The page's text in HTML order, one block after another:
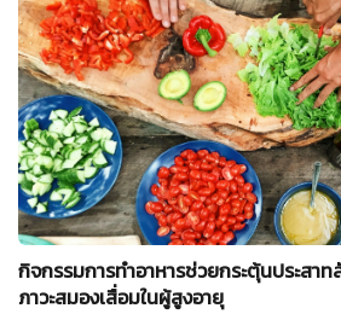
กิจกรรมการทำอาหารช่วยกระตุ้นประสา
ภาวะสมองเสื่อมในผู้สูงอายุ